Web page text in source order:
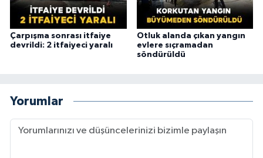
Çarpışma sonrası itfaiye
devrildi: 2 itfaiyeci yaralı
Otluk alanda çıkan yangın
evlere sıçramadan
söndürüldü
Yorumlar